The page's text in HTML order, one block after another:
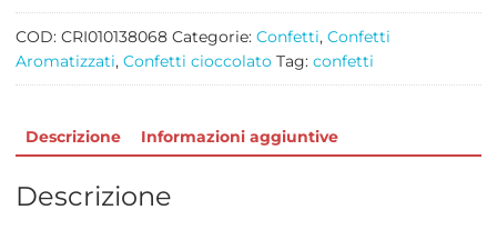
COD: CRI010138068 Categorie: Confetti, Confetti
Aromatizzati, Confetti cioccolato Tag: confetti
Descrizione Informazioni aggiuntive
Descrizione